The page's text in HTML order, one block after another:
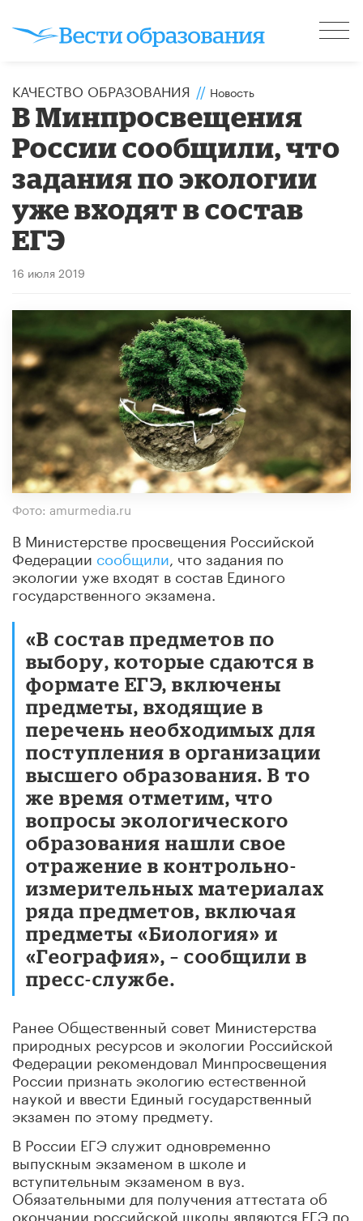
КАЧЕСТВО ОБРАЗОВАНИЯ // Новость
В Минпросвещения
России сообщили, что
задания по экологии
уже входят в состав
ЕГЭ
16 июля 2019
Фото: amurmedia.ru
В Министерстве просвещения Российской
Федерации сообщили , что задания по
экологии уже входят в состав Единого
государственного экзамена.
«В состав предметов по
выбору, которые сдаются в
формате ЕГЭ, включены
предметы, входящие в
перечень необходимых для
поступления в организации
высшего образования. В то
же время отметим, что
вопросы экологического
образования нашли свое
отражение в контрольно-
измерительных материалах
ряда предметов, включая
предметы «Биология» и
«География», – сообщили в
пресс-службе.
Ранее Общественный совет Министерства
природных ресурсов и экологии Российской
Федерации рекомендовал Минпросвещения
России признать экологию естественной
наукой и ввести Единый государственный
экзамен по этому предмету.
В России ЕГЭ служит одновременно
выпускным экзаменом в школе и
вступительным экзаменом в вуз.
Обязательными для получения аттестата об
окончании российской школы являются ЕГЭ по